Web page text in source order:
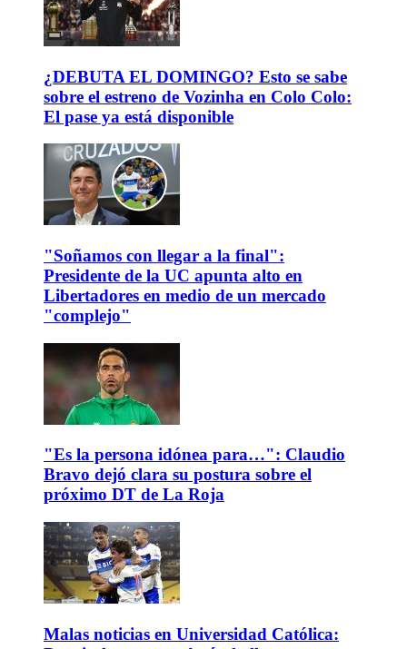
¿DEBUTA EL DOMINGO? Esto se sabe
sobre el estreno de Vozinha en Colo Colo:
El pase ya está disponible
"Soñamos con llegar a la final":
Presidente de la UC apunta alto en
Libertadores en medio de un mercado
"complejo"
"Es la persona idónea para…": Claudio
Bravo dejó clara su postura sobre el
próximo DT de La Roja
Malas noticias en Universidad Católica: